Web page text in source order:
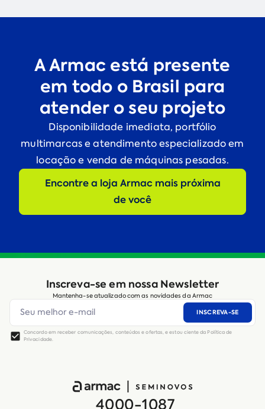
A Armac está presente
em todo o Brasil para
atender o seu projeto
Disponibilidade imediata, portfólio
multimarcas e atendimento especializado em
locação e venda de máquinas pesadas.
Encontre a loja Armac mais próxima
de você
Inscreva-se em nossa Newsletter
Mantenha-se atualizado com as novidades da Armac
INSCREVA-SE
Concordo em receber comunicações, conteúdos e ofertas, e estou ciente da Política de
Privacidade.
4000-1087